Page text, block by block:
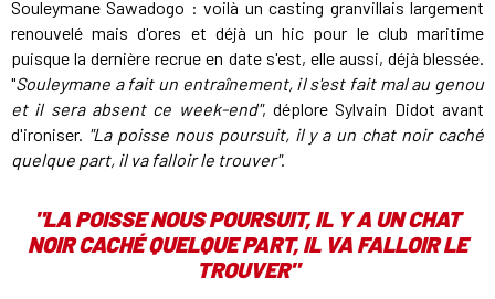
Souleymane Sawadogo : voilà un casting granvillais largement
renouvelé mais d'ores et déjà un hic pour le club maritime
puisque la dernière recrue en date s'est, elle aussi, déjà blessée.
"Souleymane a fait un entraînement, il s'est fait mal au genou
et il sera absent ce week-end", déplore Sylvain Didot avant
d'ironiser. "La poisse nous poursuit, il y a un chat noir caché
quelque part, il va falloir le trouver".
"LA POISSE NOUS POURSUIT, IL Y A UN CHAT
NOIR CACHÉ QUELQUE PART, IL VA FALLOIR LE
TROUVER"